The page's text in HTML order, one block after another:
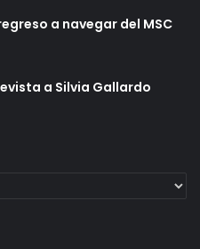
a navegar del MSC
a Silvia Gallardo